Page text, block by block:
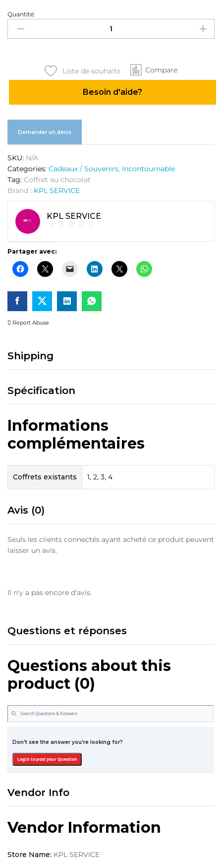
Coffret
chocolat
Quantité:
Liste de souhaits Compare
Besoin d'aide?
Demander un devis
SKU: N/A
Categories: Cadeaux / Souvenirs, Incontournable
Tag: Coffret au chocolat
Brand : KPL SERVICE
KPL SERVICE
Partager avec:
Report Abuse
Shipping
Spécification
Informations
complémentaires
Coffrets existants 1, 2, 3, 4
Avis (0)
Seuls les clients connectés ayant acheté ce produit peuvent
laisser un avis.
Il n'y a pas encore d'avis.
Questions et réponses
Questions about this
product (0)
Don't see the answer you're looking for?
Login to post your Question
Vendor Info
Vendor Information
Store Name: KPL SERVICE